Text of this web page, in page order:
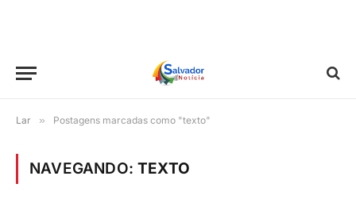
Lar » Postagens marcadas como "texto"
NAVEGANDO:TEXTO